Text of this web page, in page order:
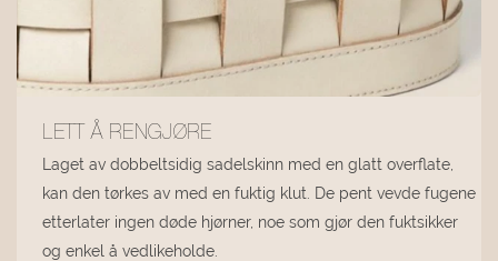
LETT Å RENGJØRE
Laget av dobbeltsidig sadelskinn med en glatt overflate,
kan den tørkes av med en fuktig klut. De pent vevde fugene
etterlater ingen døde hjørner, noe som gjør den fuktsikker
og enkel å vedlikeholde.